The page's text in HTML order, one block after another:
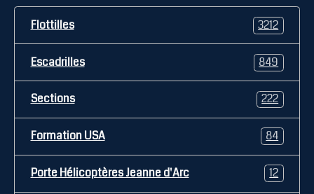
Flottilles 3212
Escadrilles 849
Sections 222
Formation USA 84
Porte Hélicoptères Jeanne d'Arc 12